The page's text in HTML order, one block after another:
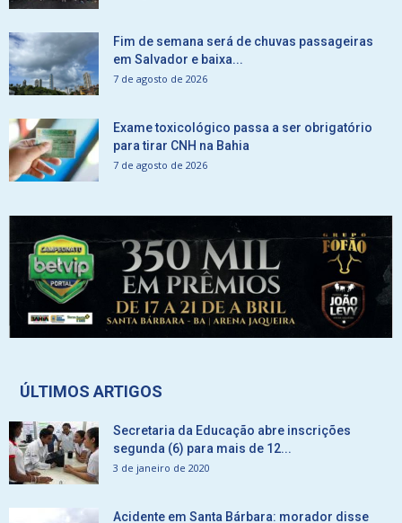
Fim de semana será de chuvas passageiras
em Salvador e baixa...
7 de agosto de 2026
Exame toxicológico passa a ser obrigatório
para tirar CNH na Bahia
7 de agosto de 2026
ÚLTIMOS ARTIGOS
Secretaria da Educação abre inscrições
segunda (6) para mais de 12...
3 de janeiro de 2020
Acidente em Santa Bárbara: morador disse